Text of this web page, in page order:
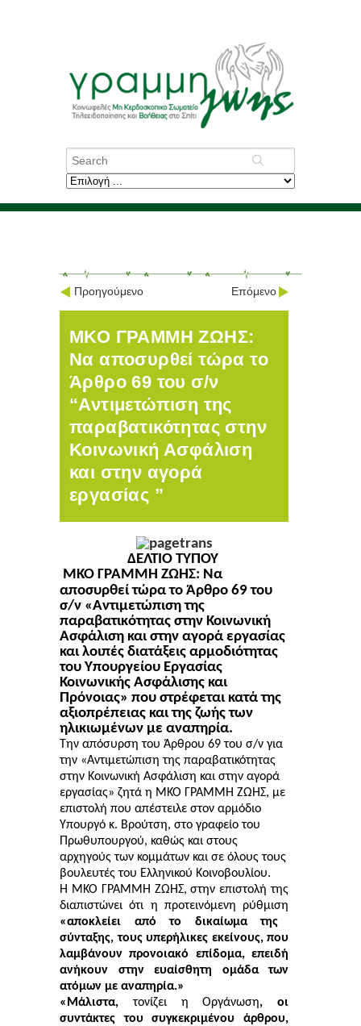
Προηγούμενο Επόμενο
ΜΚΟ ΓΡΑΜΜΗ ΖΩΗΣ:
Να αποσυρθεί τώρα το
Άρθρο 69 του σ/ν
“Αντιμετώπιση της
παραβατικότητας στην
Κοινωνική Ασφάλιση
και στην αγορά
εργασίας ”
ΔΕΛΤΙΟ ΤΥΠΟΥ
ΜΚΟ ΓΡΑΜΜΗ ΖΩΗΣ: Να
αποσυρθεί τώρα το Άρθρο 69 του
σ/ν «Αντιμετώπιση της
παραβατικότητας στην Κοινωνική
Ασφάλιση και στην αγορά εργασίας
και λοιπές διατάξεις αρμοδιότητας
του Υπουργείου Εργασίας
Κοινωνικής Ασφάλισης και
Πρόνοιας» που στρέφεται κατά της
αξιοπρέπειας και της ζωής των
ηλικιωμένων με αναπηρία.
Την απόσυρση του Άρθρου 69 του σ/ν για
την «Αντιμετώπιση της παραβατικότητας
στην Κοινωνική Ασφάλιση και στην αγορά
εργασίας» ζητά η ΜΚΟ ΓΡΑΜΜΗ ΖΩΗΣ, με
επιστολή που απέστειλε στον αρμόδιο
Υπουργό κ. Βρούτση, στο γραφείο του
Πρωθυπουργού, καθώς και στους
αρχηγούς των κομμάτων και σε όλους τους
βουλευτές του Ελληνικού Κοινοβουλίου.
Η ΜΚΟ ΓΡΑΜΜΗ ΖΩΗΣ, στην επιστολή της
διαπιστώνει ότι η προτεινόμενη ρύθμιση
«αποκλείει από το δικαίωμα της
σύνταξης, τους υπερήλικες εκείνους, που
λαμβάνουν προνοιακό επίδομα, επειδή
ανήκουν στην ευαίσθητη ομάδα των
ατόμων με αναπηρία.»
«Μάλιστα,τονίζει η Οργάνωση, οι
συντάκτες του συγκεκριμένου άρθρου,